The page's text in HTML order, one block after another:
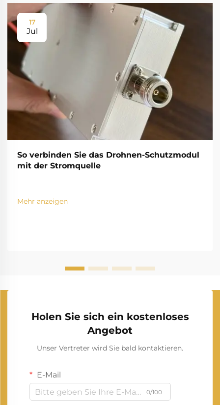
17
Jul
So verbinden Sie das Drohnen-Schutzmodul
mit der Stromquelle
Mehr anzeigen
Holen Sie sich ein kostenloses
Angebot
Unser Vertreter wird Sie bald kontaktieren.
E-Mail
0/100